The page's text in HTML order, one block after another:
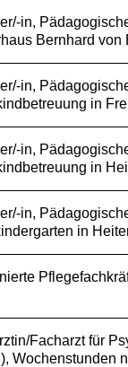
in,
Bernhard von
in,
in
in,
in
in,
in
Facharzt für
Wochenstunden